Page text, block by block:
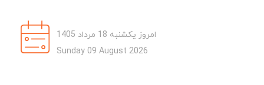
امروز یکشنبه 18 مرداد 1405
Sunday 09 August 2026